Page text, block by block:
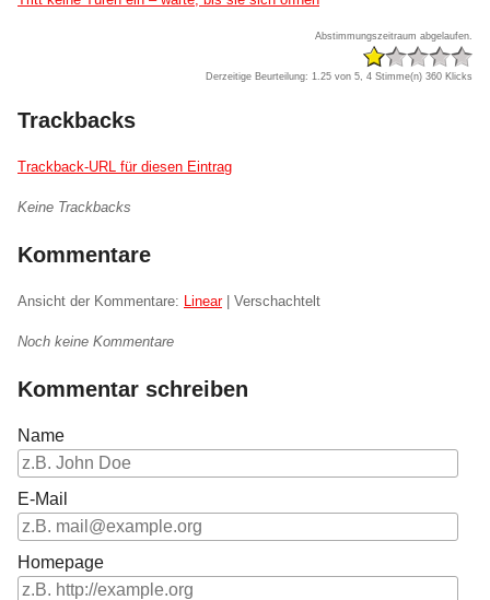
Abstimmungszeitraum abgelaufen.
Derzeitige Beurteilung: 1.25 von 5, 4 Stimme(n) 360 Klicks
Trackbacks
Trackback-URL für diesen Eintrag
Keine Trackbacks
Kommentare
Ansicht der Kommentare: Linear| Verschachtelt
Noch keine Kommentare
Kommentar schreiben
Name
E-Mail
Homepage